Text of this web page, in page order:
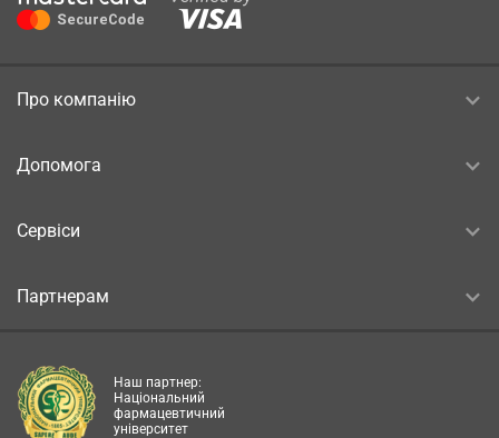
Про компанію
Допомога
Сервіси
Партнерам
Наш партнер:
Національний
фармацевтичний
університет